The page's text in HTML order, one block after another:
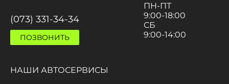
(073) 331-34-34
ПОЗВОНИТЬ
ПН-ПТ
9:00-18:00
СБ
9:00-14:00
НАШИ АВТОСЕРВИСЫ